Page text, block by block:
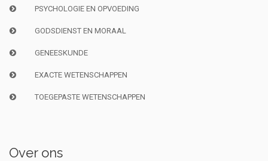
PSYCHOLOGIE EN OPVOEDING
GODSDIENST EN MORAAL
GENEESKUNDE
EXACTE WETENSCHAPPEN
TOEGEPASTE WETENSCHAPPEN
Over ons